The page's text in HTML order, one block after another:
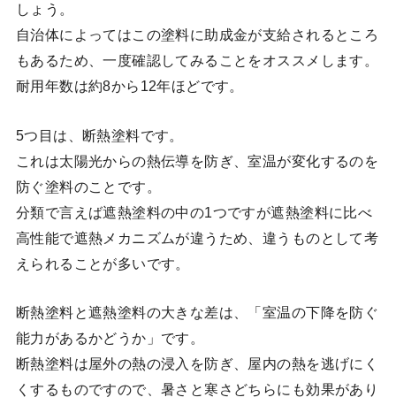
しょう。
自治体によってはこの塗料に助成金が支給されるところ
もあるため、一度確認してみることをオススメします。
耐用年数は約8から12年ほどです。
5つ目は、断熱塗料です。
これは太陽光からの熱伝導を防ぎ、室温が変化するのを
防ぐ塗料のことです。
分類で言えば遮熱塗料の中の1つですが遮熱塗料に比べ
高性能で遮熱メカニズムが違うため、違うものとして考
えられることが多いです。
断熱塗料と遮熱塗料の大きな差は、「室温の下降を防ぐ
能力があるかどうか」です。
断熱塗料は屋外の熱の浸入を防ぎ、屋内の熱を逃げにく
くするものですので、暑さと寒さどちらにも効果があり